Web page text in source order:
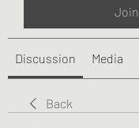
Join
Discussion Media
Back